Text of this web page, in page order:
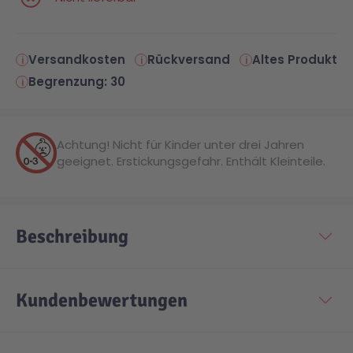
Versandkosten Rückversand
Altes Produkt
Begrenzung: 30
Achtung! Nicht für Kinder unter drei Jahren
geeignet. Erstickungsgefahr. Enthält Kleinteile.
Beschreibung
Kundenbewertungen